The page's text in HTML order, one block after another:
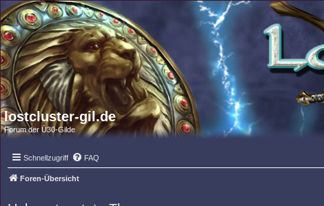
lostcluster-gil.de
Forum der Ü30-Gilde
Schnellzugriff FAQ
Foren-Übersicht